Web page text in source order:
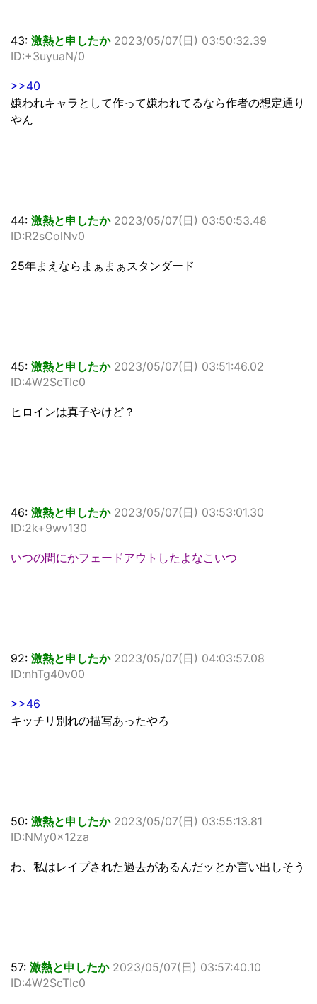
43: 激熱と申したか 2023/05/07(日) 03:50:32.39
ID:+3uyuaN/0
>>40
嫌われキャラとして作って嫌われてるなら作者の想定通り
やん
44: 激熱と申したか 2023/05/07(日) 03:50:53.48
ID:R2sColNv0
25年まえならまぁまぁスタンダード
45: 激熱と申したか 2023/05/07(日) 03:51:46.02
ID:4W2ScTIc0
ヒロインは真子やけど？
46: 激熱と申したか 2023/05/07(日) 03:53:01.30
ID:2k+9wv130
いつの間にかフェードアウトしたよなこいつ
92: 激熱と申したか 2023/05/07(日) 04:03:57.08
ID:nhTg40v00
>>46
キッチリ別れの描写あったやろ
50: 激熱と申したか 2023/05/07(日) 03:55:13.81
ID:NMy0x12za
わ、私はレイプされた過去があるんだッとか言い出しそう
57: 激熱と申したか 2023/05/07(日) 03:57:40.10
ID:4W2ScTIc0